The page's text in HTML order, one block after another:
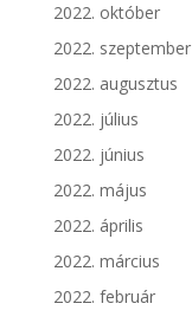
2022. október
2022. szeptember
2022. augusztus
2022. július
2022. június
2022. május
2022. április
2022. március
2022. február